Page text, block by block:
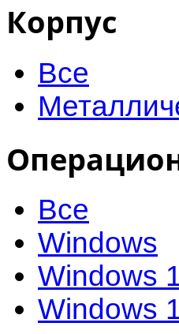
Корпус
Все
Все
Windows
Windows
Windows